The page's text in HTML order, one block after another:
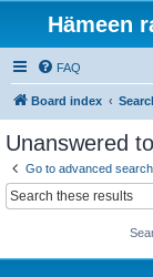
Hämeen
FAQ
Board index
Unanswered
Go to advanced search